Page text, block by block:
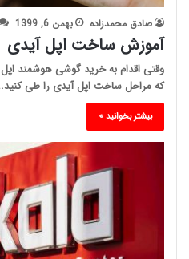
صادق محمدزاده بهمن 6, 1399
آموزش ساخت اپل آیدی
وقتی اقدام به خرید گوشی هوشمند
که مراحل ساخت اپل آیدی را طی
بیشتر بخوانید »